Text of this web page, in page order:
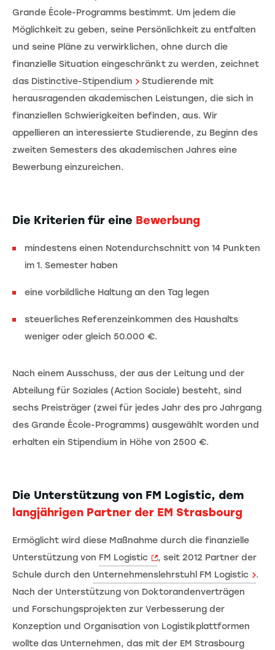
Grande École-Programms bestimmt. Um jedem die
Möglichkeit zu geben, seine Persönlichkeit zu entfalten
und seine Pläne zu verwirklichen, ohne durch die
finanzielle Situation eingeschränkt zu werden, zeichnet
das Distinctive-Stipendium
Studierende mit
herausragenden akademischen Leistungen, die sich in
finanziellen Schwierigkeiten befinden, aus. Wir
appellieren an interessierte Studierende, zu Beginn des
zweiten Semesters des akademischen Jahres eine
Bewerbung einzureichen.
Die Kriterien für eine Bewerbung
mindestens einen Notendurchschnitt von 14 Punkten
im 1. Semester haben
eine vorbildliche Haltung an den Tag legen
steuerliches Referenzeinkommen des Haushalts
weniger oder gleich 50.000 €.
Nach einem Ausschuss, der aus der Leitung und der
Abteilung für Soziales (Action Sociale) besteht, sind
sechs Preisträger (zwei für jedes Jahr des pro Jahrgang
des Grande École-Programms) ausgewählt worden und
erhalten ein Stipendium in Höhe von 2500 €.
Die Unterstützung von FM Logistic, dem
langjährigen Partner der EM Strasbourg
Ermöglicht wird diese Maßnahme durch die finanzielle
Unterstützung von FM Logistic
, seit 2012 Partner der
Schule durch den Unternehmenslehrstuhl FM Logistic
.
Nach der Unterstützung von Doktorandenverträgen
und Forschungsprojekten zur Verbesserung der
Konzeption und Organisation von Logistikplattformen
wollte das Unternehmen, das mit der EM Strasbourg